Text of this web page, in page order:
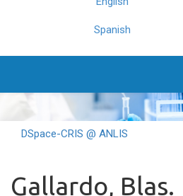
Spanish
DSpace-CRIS @ ANLIS
Gallardo, Blas.